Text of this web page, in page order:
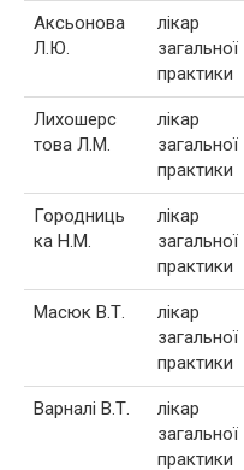
Аксьонова
Л.Ю.
лікар
загальної
практики
Лихошерс
това Л.М.
лікар
загальної
практики
Городниць
ка Н.М.
лікар
загальної
практики
Масюк В.Т.
лікар
загальної
практики
Варналі В.Т.
лікар
загальної
практики